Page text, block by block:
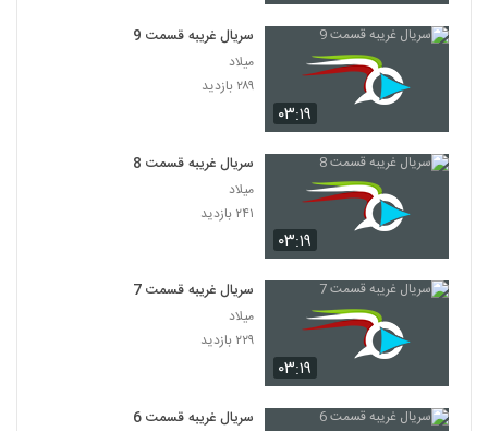
۰۳:۱۹
سریال غریبه قسمت 9
میلاد
۲۸۹ بازدید
۰۳:۱۹
سریال غریبه قسمت 8
میلاد
۲۴۱ بازدید
۰۳:۱۹
سریال غریبه قسمت 7
میلاد
۲۲۹ بازدید
سریال غریبه قسمت 6